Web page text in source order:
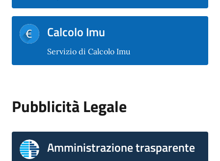
Calcolo Imu
Servizio di Calcolo Imu
Pubblicità Legale
Amministrazione trasparente